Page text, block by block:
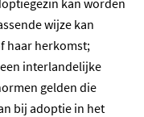
kan worden
wijze kan
haar herkomst;
interlandelijke
gelden die
bij adoptie in het